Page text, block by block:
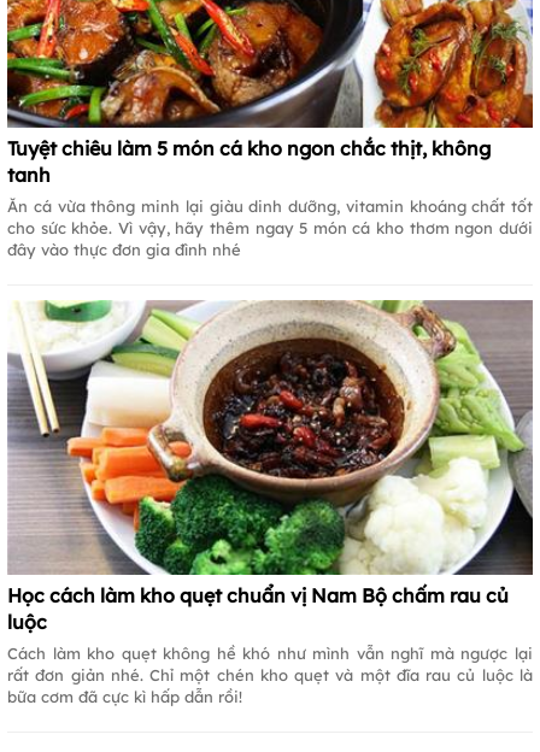
Tuyệt chiêu làm 5 món cá kho ngon chắc thịt, không
tanh
Ăn cá vừa thông minh lại giàu dinh dưỡng, vitamin khoáng chất tốt
cho sức khỏe. Vì vậy, hãy thêm ngay 5 món cá kho thơm ngon dưới
đây vào thực đơn gia đình nhé
Học cách làm kho quẹt chuẩn vị Nam Bộ chấm rau củ
luộc
Cách làm kho quẹt không hề khó như mình vẫn nghĩ mà ngược lại
rất đơn giản nhé. Chỉ một chén kho quẹt và một đĩa rau củ luộc là
bữa cơm đã cực kì hấp dẫn rồi!